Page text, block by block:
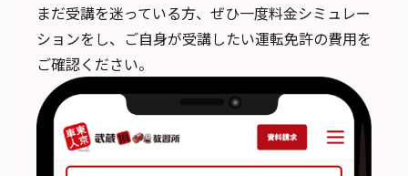
まだ受講を迷っている方、ぜひ一度料金シミュレー
ションをし、ご自身が受講したい運転免許の費用を
ご確認ください。